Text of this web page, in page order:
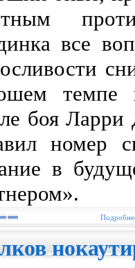
все
темпе
боя
номер
в